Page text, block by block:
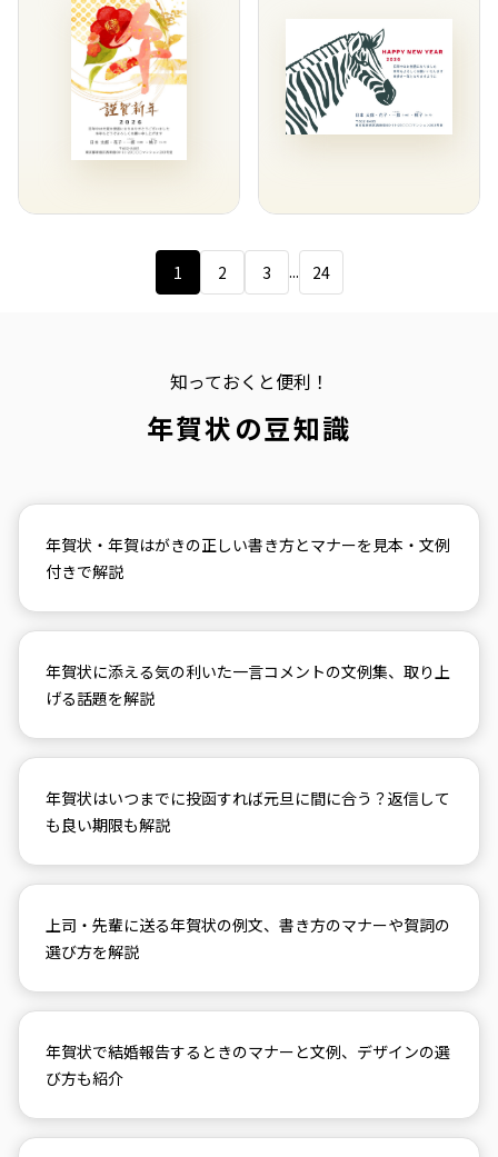
1 2 3 ... 24
知っておくと便利！
年賀状の豆知識
年賀状・年賀はがきの正しい書き方とマナーを見本・文例
付きで解説
年賀状に添える気の利いた一言コメントの文例集、取り上
げる話題を解説
年賀状はいつまでに投函すれば元旦に間に合う？返信して
も良い期限も解説
上司・先輩に送る年賀状の例文、書き方のマナーや賀詞の
選び方を解説
年賀状で結婚報告するときのマナーと文例、デザインの選
び方も紹介